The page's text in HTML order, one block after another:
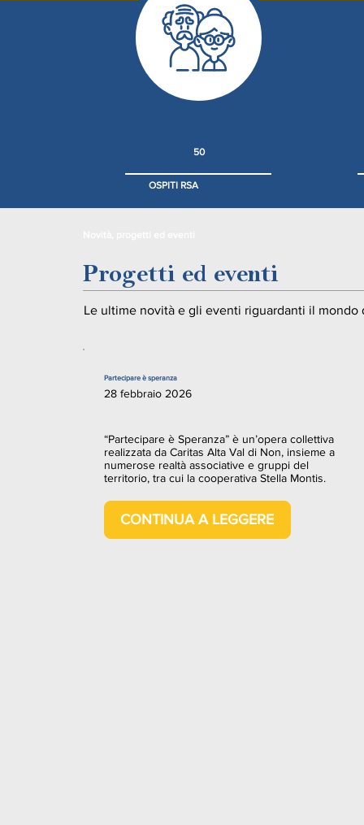
50
OSPITI RSA
Progetti ed eventi
Le ultime novità e gli eventi riguardanti il
Partecipare è speranza
28 febbraio 2026
“Partecipare è Speranza” è un’opera collettiva
realizzata da Caritas Alta Val di Non, insieme a
numerose realtà associative e gruppi del
territorio, tra cui la cooperativa Stella Montis.
CONTINUA A LEGGERE